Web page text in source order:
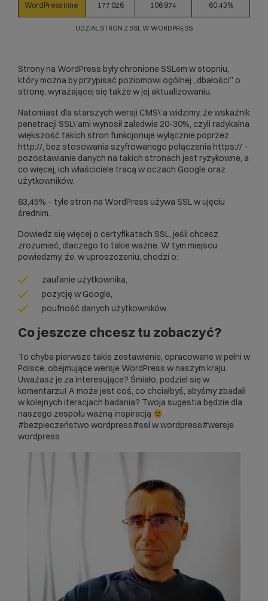
WordPress inne 177 026 106 974 60.43%
UDZIAŁ STRON Z SSL W WORDPRESS
Strony na WordPress były chronione SSLem w stopniu,
który można by przypisać poziomowi ogólnej „dbałości” o
stronę, wyrażającej się także w jej aktualizowaniu.
Natomiast dla starszych wersji CMS\’a widzimy, że wskaźnik
penetracji SSL\’ami wynosił zaledwie 20-30%, czyli radykalna
większość takich stron funkcjonuje wyłącznie poprzez
http://, bez stosowania szyfrowanego połączenia https:// –
pozostawianie danych na takich stronach jest ryzykowne, a
co więcej, ich właściciele tracą w oczach Google oraz
użytkowników.
63,45% – tyle stron na WordPress używa SSL w ujęciu
średnim.
Dowiedz się więcej o certyfikatach SSL, jeśli chcesz
zrozumieć, dlaczego to takie ważne. W tym miejscu
powiedzmy, że, w uproszczeniu, chodzi o:
zaufanie użytkownika,
pozycję w Google,
poufność danych użytkowników.
Co jeszcze chcesz tu zobaczyć?
To chyba pierwsze takie zestawienie, opracowane w pełni w
Polsce, obejmujące wersje WordPress w naszym kraju.
Uważasz je za interesujące? Śmiało, podziel się w
komentarzu! A może jest coś, co chciałbyś, abyśmy zbadali
w kolejnych iteracjach badania? Twoja sugestia będzie dla
naszego zespołu ważną inspiracją
#bezpieczeństwo wordpress#ssl w wordpress#wersje
wordpress